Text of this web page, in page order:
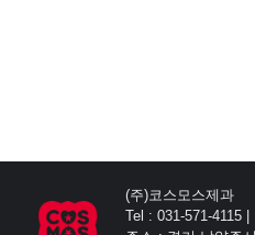
(주)코스모스제과
Tel : 031-571-4115